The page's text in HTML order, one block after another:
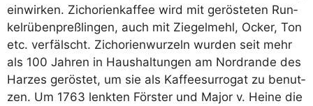
ein­wir­ken. Zicho­ri­en­kaf­fee wird mit gerös­te­ten Run­
kel­rü­ben­preß­lin­gen, auch mit Zie­gel­mehl, Ocker, Ton
etc. ver­fälscht. Zicho­ri­en­wur­zeln wur­den seit mehr
als 100 Jah­ren in Haus­hal­tun­gen am Nord­ran­de des
Har­zes gerös­tet, um sie als Kaf­fee­sur­ro­gat zu benut­
zen. Um 1763 lenk­ten Förs­ter und Major v. Hei­ne die